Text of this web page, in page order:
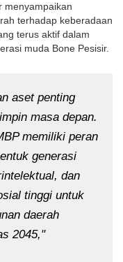
menyampaikan
terhadap keberadaan
terus aktif dalam
muda Bone Pesisir.
aset penting
masa depan.
memiliki peran
generasi
dan
tinggi untuk
daerah
2045,"